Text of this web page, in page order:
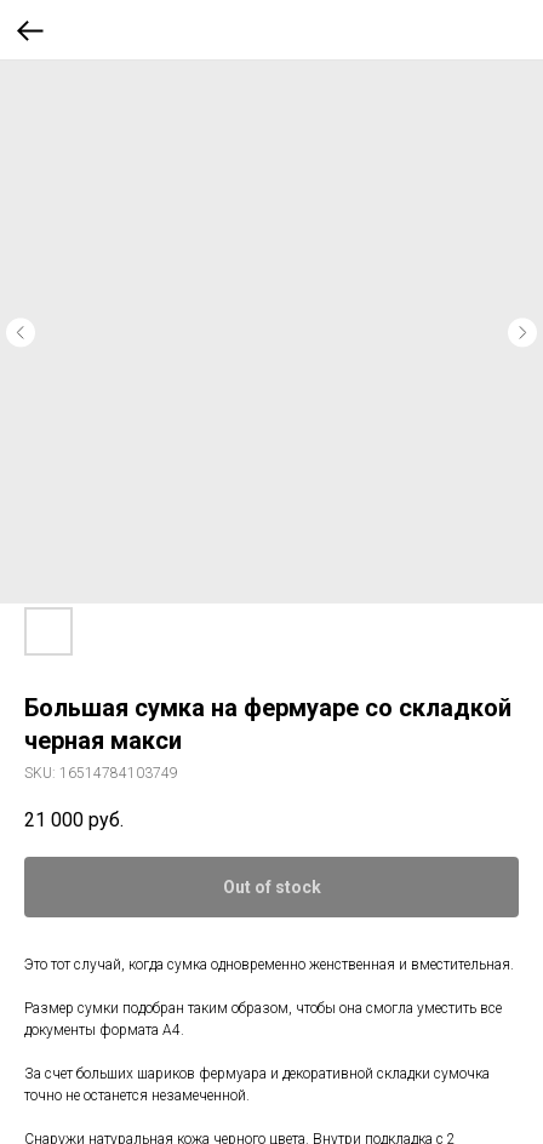
Большая сумка на фермуаре со складкой
черная макси
SKU: 16514784103749
21 000 руб.
Out of stock
Это тот случай, когда сумка одновременно женственная и вместительная.
Размер сумки подобран таким образом, чтобы она смогла уместить все
документы формата А4.
За счет больших шариков фермуара и декоративной складки сумочка
точно не останется незамеченной.
Снаружи натуральная кожа черного цвета. Внутри подкладка с 2